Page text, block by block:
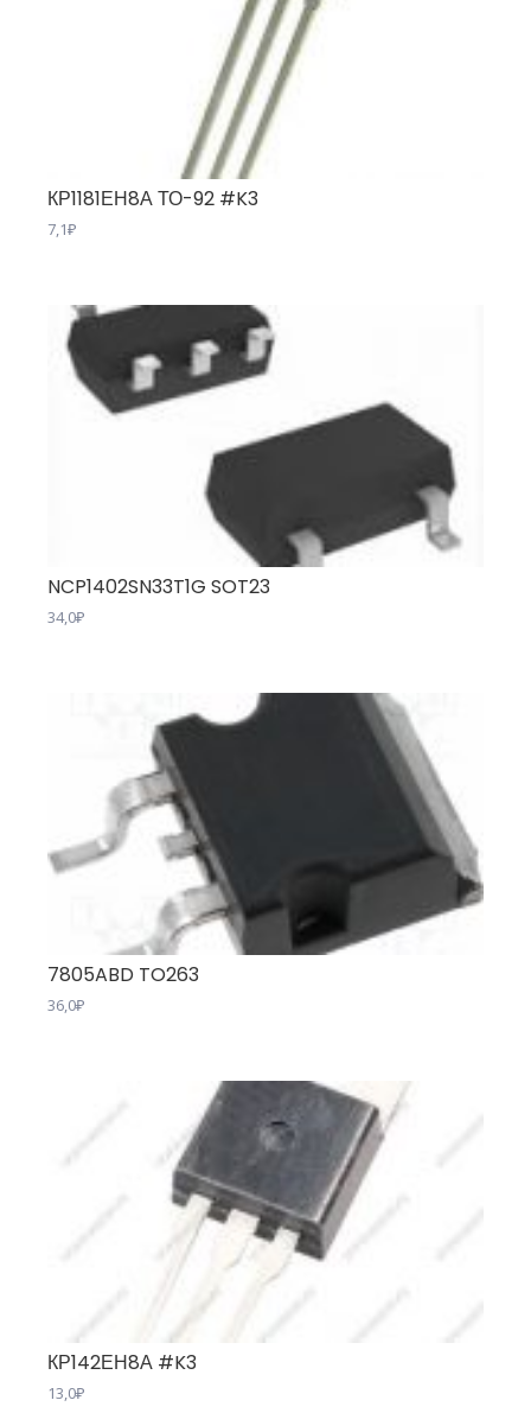
КР1181ЕН8А ТО-92 #K3
7,1₽
NCP1402SN33T1G SOT23
34,0₽
7805ABD TO263
36,0₽
КР142ЕН8А #K3
13,0₽